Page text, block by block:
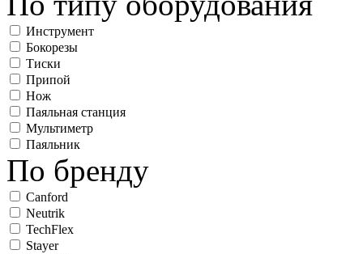
Инструмент
Бокорезы
Тиски
Припой
Нож
Паяльная станция
Мультиметр
Паяльник
По бренду
Canford
Neutrik
TechFlex
Stayer